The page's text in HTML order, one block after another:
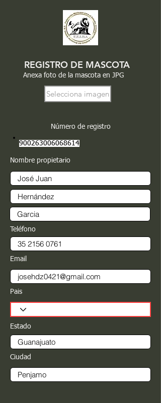
REGISTRO DE MASCOTA
Anexa foto de la mascota en JPG
Selecciona imagen
Número de registro
900263006068614
Nombre propietario
Teléfono
Email
Pais
Estado
Ciudad